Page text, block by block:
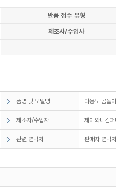
반품 접수 유형
제조사/수입사
품명 및 모델명 다용도 곰돌
제조자/수입자 제이와니컴퍼
관련 연락처 판매자 연락